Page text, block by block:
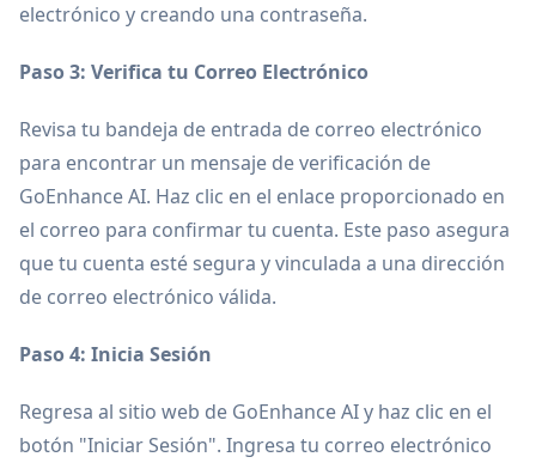
electrónico y creando una contraseña.
Paso 3: Verifica tu Correo Electrónico
Revisa tu bandeja de entrada de correo electrónico
para encontrar un mensaje de verificación de
GoEnhance AI. Haz clic en el enlace proporcionado en
el correo para confirmar tu cuenta. Este paso asegura
que tu cuenta esté segura y vinculada a una dirección
de correo electrónico válida.
Paso 4: Inicia Sesión
Regresa al sitio web de GoEnhance AI y haz clic en el
botón "Iniciar Sesión". Ingresa tu correo electrónico